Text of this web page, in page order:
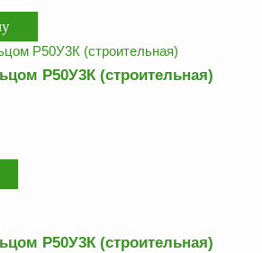
Р50У3К (строительная)
Р50У3К (строительная)